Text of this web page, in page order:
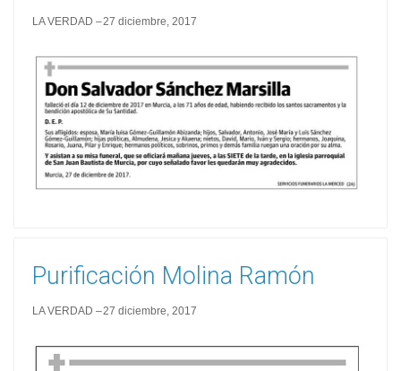
LA VERDAD 27 diciembre, 2017
Purificación Molina Ramón
LA VERDAD 27 diciembre, 2017